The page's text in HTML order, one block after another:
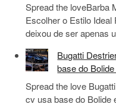
Spread the loveBarba
Escolher o Estilo
deixou de ser apenas
Bugatti
base do
Spread the love
cv usa base do Bolide